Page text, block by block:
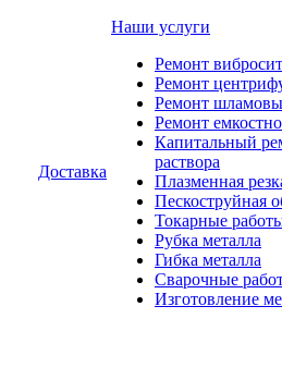
Доставка
Наши услуги
Ремонт
Ремонт
Ремонт
Ремонт
Капитальный
раствора
Плазменная
Пескоструйная
Токарные
Рубка металла
Гибка металла
Сварочные
Изготовление